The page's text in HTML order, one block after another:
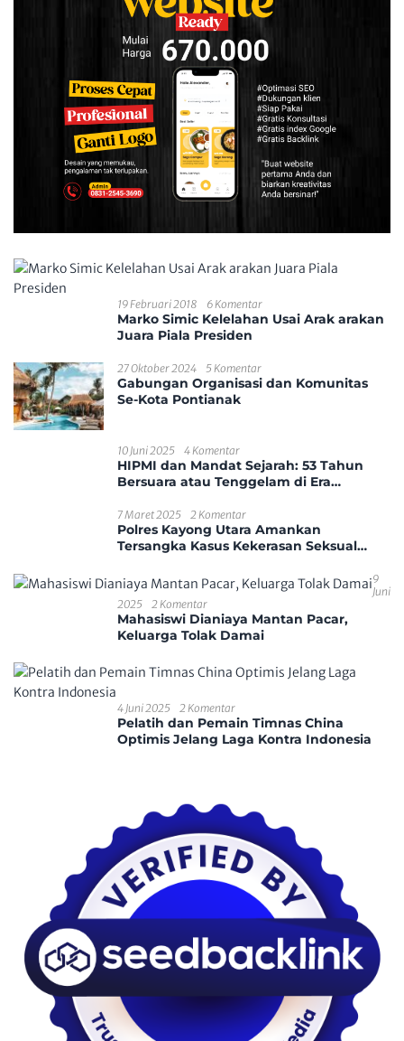
19 Februari 2018 6 Komentar
Marko Simic Kelelahan Usai Arak arakan
Juara Piala Presiden
27 Oktober 2024 5 Komentar
Gabungan Organisasi dan Komunitas
Se-Kota Pontianak
10 Juni 2025 4 Komentar
HIPMI dan Mandat Sejarah: 53 Tahun
Bersuara atau Tenggelam di Era
7 Maret 2025 2 Komentar
Polres Kayong Utara Amankan
Tersangka Kasus Kekerasan Seksual
9
Juni
2025
2 Komentar
Mahasiswi Dianiaya Mantan Pacar,
Keluarga Tolak Damai
4 Juni 2025 2 Komentar
Pelatih dan Pemain Timnas China
Optimis Jelang Laga Kontra Indonesia